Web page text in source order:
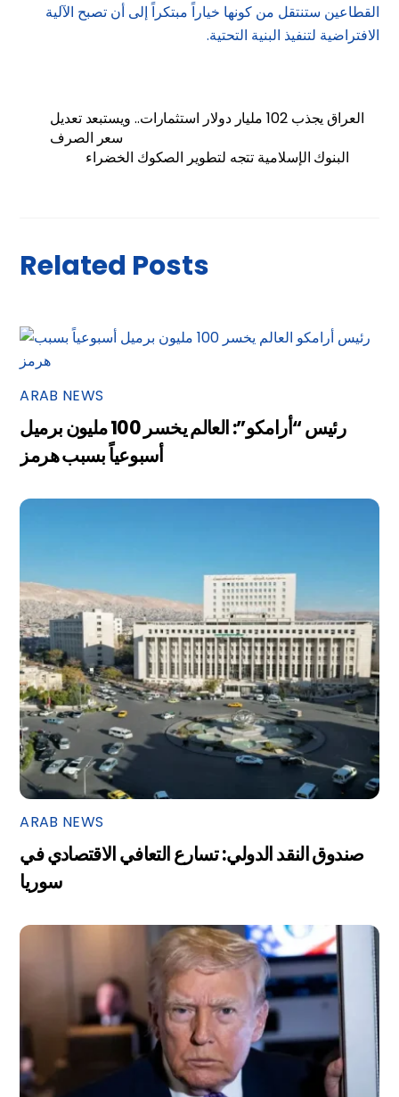
القطاعين ستنتقل من كونها خياراً مبتكراً إلى أن تصبح الآلية
الافتراضية لتنفيذ البنية التحتية.
العراق يجذب 102 مليار دولار استثمارات.. ويستبعد تعديل
سعر الصرف
البنوك الإسلامية تتجه لتطوير الصكوك الخضراء
Related Posts
ARAB NEWS
رئيس “أرامكو”: العالم يخسر 100 مليون برميل
أسبوعياً بسبب هرمز
ARAB NEWS
صندوق النقد الدولي: تسارع التعافي الاقتصادي في
سوريا